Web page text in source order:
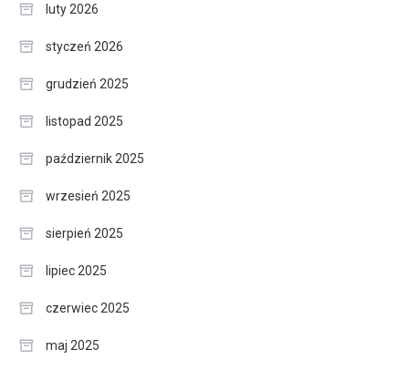
luty 2026
styczeń 2026
grudzień 2025
listopad 2025
październik 2025
wrzesień 2025
sierpień 2025
lipiec 2025
czerwiec 2025
maj 2025